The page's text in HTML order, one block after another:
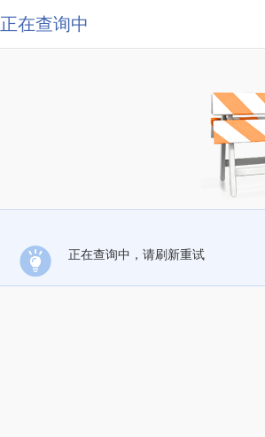
正在查询中
正在查询中，请刷新重试